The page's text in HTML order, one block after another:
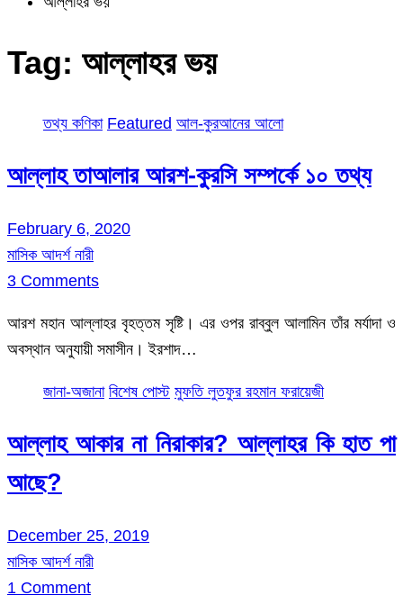
Tag: আল্লাহর ভয়
তথ্য কণিকা Featured আল-কুরআনের আলো
আল্লাহ তাআলার আরশ-কুরসি সম্পর্কে ১০ তথ্য
February 6, 2020
মাসিক আদর্শ নারী
3 Comments
আরশ মহান আল্লাহর বৃহত্তম সৃষ্টি। এর ওপর রাব্বুল আলামিন তাঁর মর্যাদা ও
অবস্থান অনুযায়ী সমাসীন। ইরশাদ…
জানা-অজানা বিশেষ পোস্ট মুফতি লুতফুর রহমান ফরায়েজী
আল্লাহ আকার না নিরাকার? আল্লাহর কি হাত পা
আছে?
December 25, 2019
মাসিক আদর্শ নারী
1 Comment